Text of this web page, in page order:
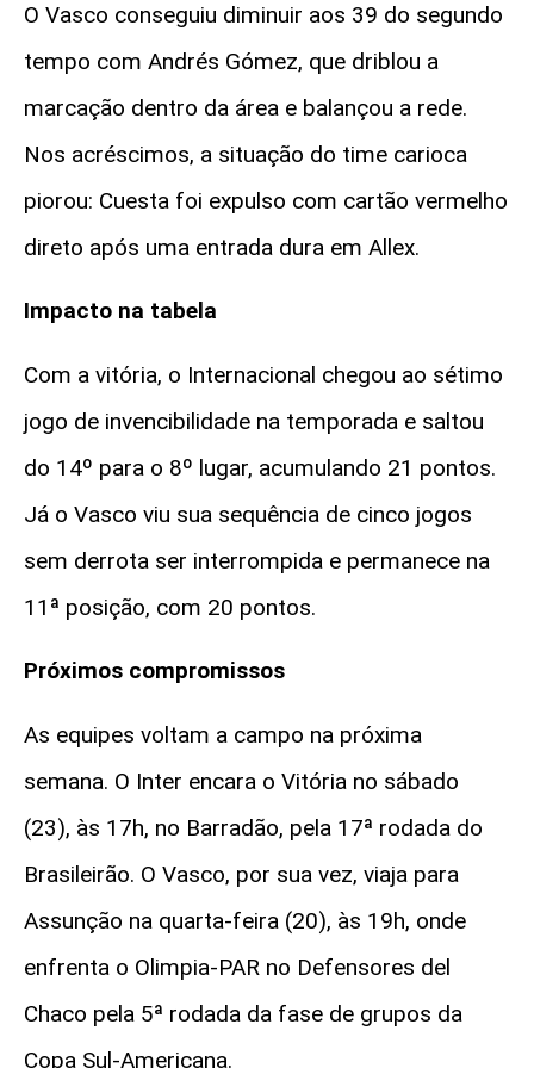
O Vasco conseguiu diminuir aos 39 do segundo
tempo com Andrés Gómez, que driblou a
marcação dentro da área e balançou a rede.
Nos acréscimos, a situação do time carioca
piorou: Cuesta foi expulso com cartão vermelho
direto após uma entrada dura em Allex.
Impacto na tabela
Com a vitória, o Internacional chegou ao sétimo
jogo de invencibilidade na temporada e saltou
do 14º para o 8º lugar, acumulando 21 pontos.
Já o Vasco viu sua sequência de cinco jogos
sem derrota ser interrompida e permanece na
11ª posição, com 20 pontos.
Próximos compromissos
As equipes voltam a campo na próxima
semana. O Inter encara o Vitória no sábado
(23), às 17h, no Barradão, pela 17ª rodada do
Brasileirão. O Vasco, por sua vez, viaja para
Assunção na quarta-feira (20), às 19h, onde
enfrenta o Olimpia-PAR no Defensores del
Chaco pela 5ª rodada da fase de grupos da
Copa Sul-Americana.